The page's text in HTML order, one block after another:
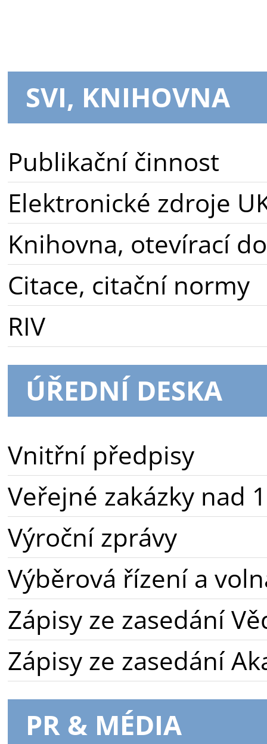
SVI, KNIHOVNA
Publikační činnost
Elektronické zdroje
Knihovna, otevírací
Citace, citační normy
RIV
ÚŘEDNÍ DESKA
Vnitřní předpisy
Veřejné zakázky nad
Výroční zprávy
Výběrová řízení a
Zápisy ze zasedání
Zápisy ze zasedání
PR & MÉDIA